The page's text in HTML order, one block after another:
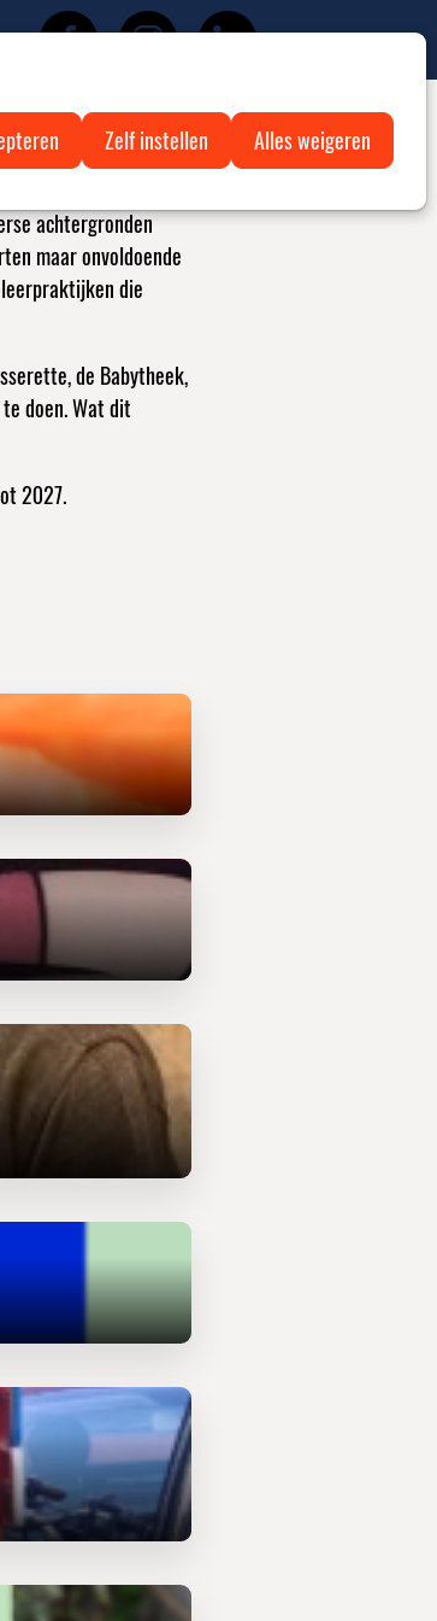
Zelf instellen Alles weigeren
Doe mee Steun ons
pagina
pagina
achtergronden
maar onvoldoende
die
de Babytheek,
doen. Wat dit
2027.